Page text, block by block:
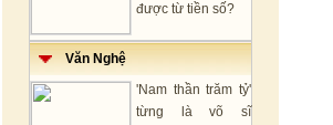
được từ tiền số?
Văn Nghệ
'Nam thần trăm tỷ'
từng là võ sĩ